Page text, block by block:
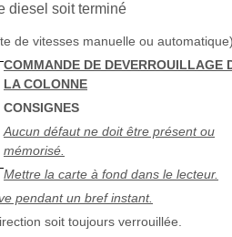
diesel soit terminé
de vitesses manuelle ou
COMMANDE DE DEVERROUILLAGE
LA COLONNE
CONSIGNES
Aucun défaut ne doit être présent ou
mémorisé.
Mettre la carte à fond dans le lecteur.
pendant un bref instant.
soit toujours verrouillée.